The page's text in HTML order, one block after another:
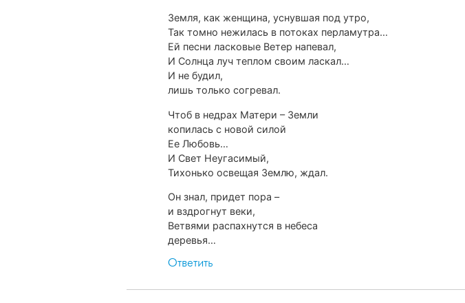
Земля, как женщина, уснувшая под утро,
Так томно нежилась в потоках перламутра…
Ей песни ласковые Ветер напевал,
И Солнца луч теплом своим ласкал…
И не будил,
лишь только согревал.
Чтоб в недрах Матери – Земли
копилась с новой силой
Ее Любовь…
И Свет Неугасимый,
Тихонько освещая Землю, ждал.
Он знал, придет пора –
и вздрогнут веки,
Ветвями распахнутся в небеса
деревья…
Ответить